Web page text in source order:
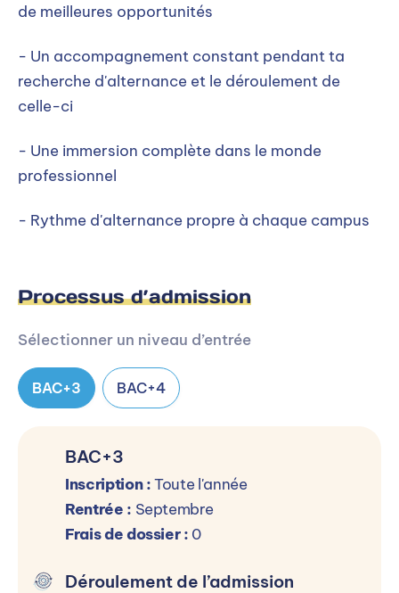
de meilleures opportunités
- Un accompagnement constant pendant ta
recherche d'alternance et le déroulement de
celle-ci
- Une immersion complète dans le monde
professionnel
- Rythme d'alternance propre à chaque campus
Processus d’admission
Sélectionner un niveau d’entrée
BAC+3 BAC+4
BAC+3
Inscription :Toute l'année
Rentrée : Septembre
Frais de dossier : 0
Déroulement de l’admission